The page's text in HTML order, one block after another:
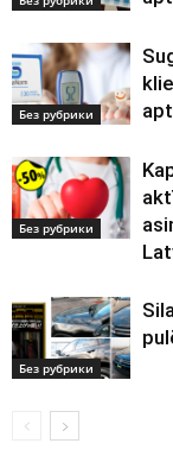
Без рубрики
Без рубрики
Без рубрики